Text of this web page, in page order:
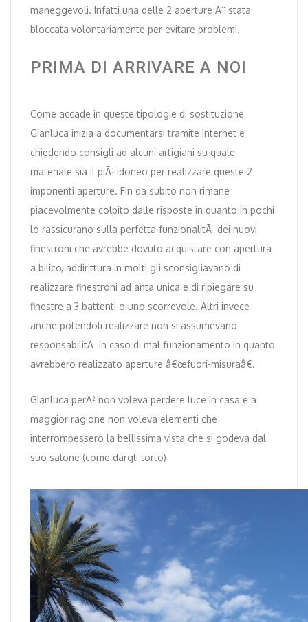
maneggevoli. Infatti una delle 2 aperture Ã¨ stata
bloccata volontariamente per evitare problemi.
PRIMA DI ARRIVARE A NOI
Come accade in queste tipologie di sostituzione
Gianluca inizia a documentarsi tramite internet e
chiedendo consigli ad alcuni artigiani su quale
materiale sia il piÃ¹ idoneo per realizzare queste 2
imponenti aperture. Fin da subito non rimane
piacevolmente colpito dalle risposte in quanto in pochi
lo rassicurano sulla perfetta funzionalitÃ dei nuovi
finestroni che avrebbe dovuto acquistare con apertura
a bilico, addirittura in molti gli sconsigliavano di
realizzare finestroni ad anta unica e di ripiegare su
finestre a 3 battenti o uno scorrevole. Altri invece
anche potendoli realizzare non si assumevano
responsabilitÃ in caso di mal funzionamento in quanto
avrebbero realizzato aperture â€œfuori-misuraâ€.
Gianluca perÃ² non voleva perdere luce in casa e a
maggior ragione non voleva elementi che
interrompessero la bellissima vista che si godeva dal
suo salone (come dargli torto)